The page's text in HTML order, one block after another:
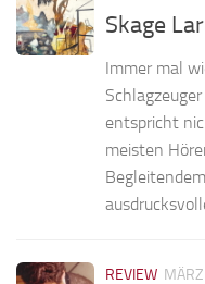
Skage
Immer mal
entspricht
meisten
REVIEW